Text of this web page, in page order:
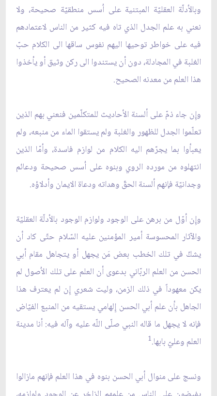
وبالأدلّة العقليّة المبتنية على اُسس منطقيّة صحيحة، ولا
نعني به علم الجدل الذي تاه فيه كثير من الناس لاعتمادهم
فيه على خواطر توحيها اليهم نفوس ساقها الى الكلام حبّ
الغلبة في المجادلة، دون أن يستندوا الى ركن وثيق أو يأخذوا
هذا العلم من معدنه الصحيح.
وإِن جاء ذمّ على ألسنة الأحاديث للمتكلّمين فنعني بهم الذين
تعلّموا الجدل للظهور والغلبة ولم يستقوا الماء من منبعه، ولم
يعبأوا بما يجرّهم اليه الكلام من لوازم فاسدة، وأمّا الذين
انتهلوه من مورده الروي وبنوه على اُسس صحيحة ودعائم
وجدانيّة فإنهم ألسنة الحقّ وهداته ودعاة الايمان وأدلاؤه.
وإِن أوّل من برهن على الوجود ولوازم الوجود بالأدلّة العقليّة
والآثار المحسوسة أمير المؤمنين عليه السّلام حتّى كاد أن
يشكّ في تلك الخطب بعض مَن يجهل أو يتجاهل مقام أبي
الحسن من العلم الربّاني بدعوى أن العلم على تلك الاُصول لم
يكن معهوداً في ذلك الزمن، وليت شعري إِن لم يعترف هذا
الجاهل بأن علم أبي الحسن إِلهامي يستقيه من المنبع الفيّاض
فإنه لا يجهل ما قاله النبي صلّى اللّه عليه وآله فيه: أنا مدينة
العلم وعليّ بابها.1
ونسج على منوال أبي الحسن بنوه في هذا العلم فإنهم مازالوا